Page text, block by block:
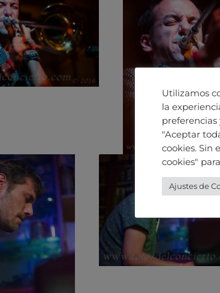
Utilizamos
la
preferencias
"Aceptar
cookies. Sin
cookies"
Ajustes de